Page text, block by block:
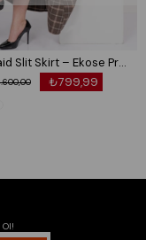
Royal Plaid Slit Skirt – Ekose Premium Maxi Etek 6831
₺799,99